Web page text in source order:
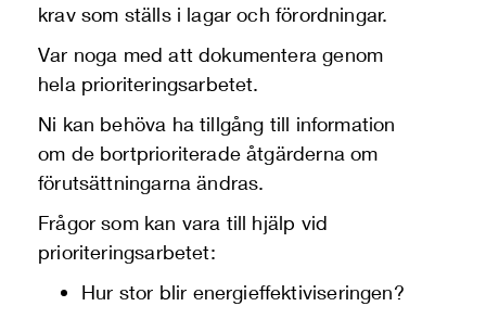
krav som ställs i lagar och förordningar.
Var noga med att dokumentera genom
hela prioriteringsarbetet.
Ni kan behöva ha tillgång till information
om de bortprioriterade åtgärderna om
förutsättningarna ändras.
Frågor som kan vara till hjälp vid
prioriteringsarbetet:
Hur stor blir energieffektiviseringen?